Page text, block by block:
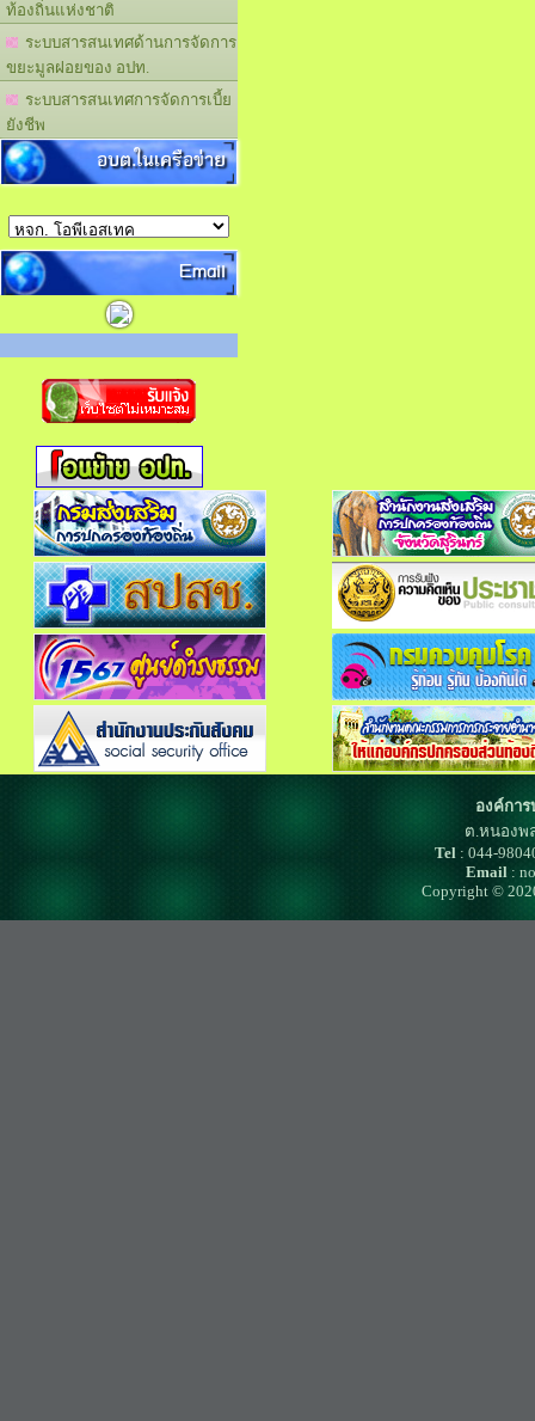
ท้องถิ่นแห่งชาติ
ระบบสารสนเทศด้านการจัดการ
ขยะมูลฝอยของ อปท.
ระบบสารสนเทศการจัดการเบี้ย
ยังชีพ
อบต.ในเครือข่าย
Email
องค์กา
ต.หนองพ
Tel: 044-
Email :
Copyright ©